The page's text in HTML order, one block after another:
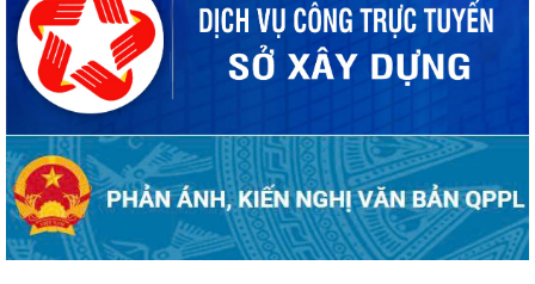
20 căn nhà ở thấp tầng tại Khu dân cư Hồng Phong đủ điều kiện đưa
vào kinh doanh - Văn bản số...
270 căn nhà ở thấp tầng tại Dự án Khu đô thị mới phường Thủy
Nguyên đủ điều kiện đưa vào kinh doanh...
Công bố danh mục thủ tục hành chính được sửa đổi, bổ sung, thay thế,
bị bãi bỏ thuộc phạm vi chức...
Kê khai giá hàng hóa, dịch vụ bán trong nước hoặc xuất khẩu của
Công ty TNHH ống thép 190 - Văn bản...